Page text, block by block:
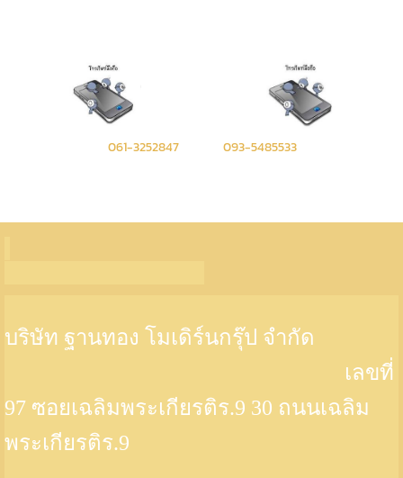
061-3252847 093-5485533
บริษัท ฐานทอง โมเดิร์นกรุ๊ป จำกัด
เลขที่
97 ซอยเฉลิมพระเกียรติร.9 30 ถนนเฉลิม
พระเกียรติร.9